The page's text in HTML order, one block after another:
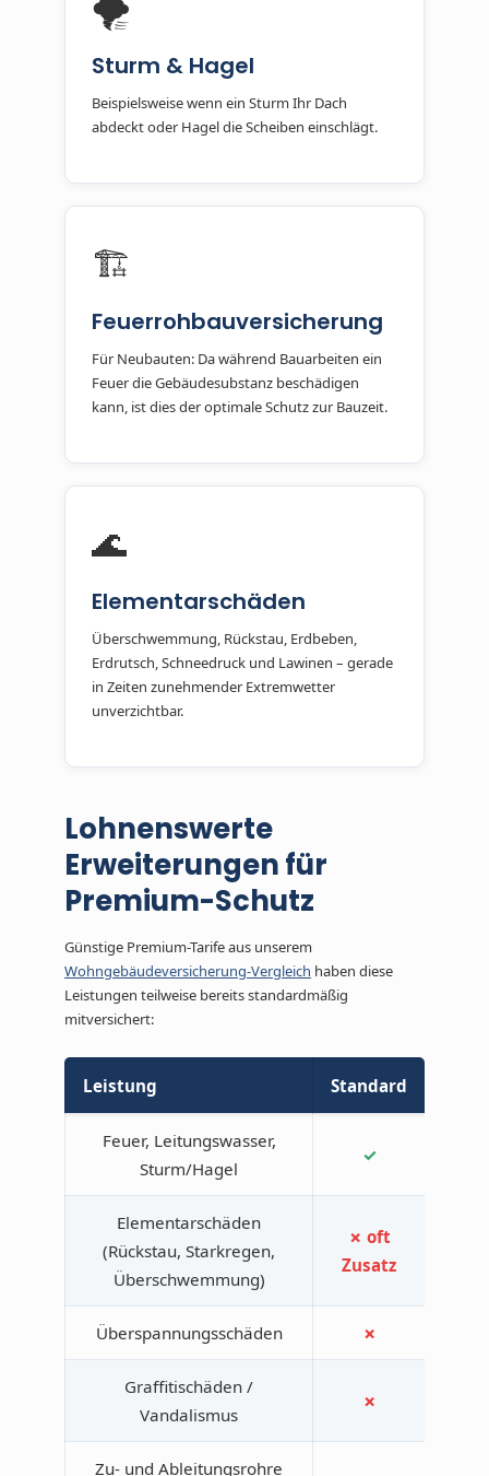
Sturm & Hagel
Beispielsweise wenn ein Sturm Ihr Dach
abdeckt oder Hagel die Scheiben einschlägt.
🏗️
Feuerrohbauversicherung
Für Neubauten: Da während Bauarbeiten ein
Feuer die Gebäudesubstanz beschädigen
kann, ist dies der optimale Schutz zur Bauzeit.
🌊
Elementarschäden
Überschwemmung, Rückstau, Erdbeben,
Erdrutsch, Schneedruck und Lawinen – gerade
in Zeiten zunehmender Extremwetter
unverzichtbar.
Lohnenswerte
Erweiterungen für
Premium-Schutz
Günstige Premium-Tarife aus unserem
Wohngebäudeversicherung-Vergleich haben diese
Leistungen teilweise bereits standardmäßig
mitversichert:
Leistung Standard
Feuer, Leitungswasser,
Sturm/Hagel
✓
Elementarschäden
(Rückstau, Starkregen,
Überschwemmung)
✗ oft
Zusatz
Überspannungsschäden ✗
Graffitischäden /
Vandalismus
✗
Zu- und Ableitungsrohre